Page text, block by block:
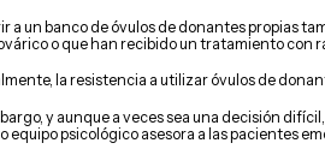
a un banco de óvulos de donantes propias
o que han recibido un tratamiento con
la resistencia a utilizar óvulos de
y aunque a veces sea una decisión difícil,
equipo psicológico asesora a las pacientes